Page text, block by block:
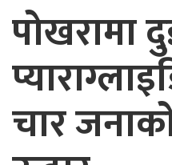
पोखरामा
चार